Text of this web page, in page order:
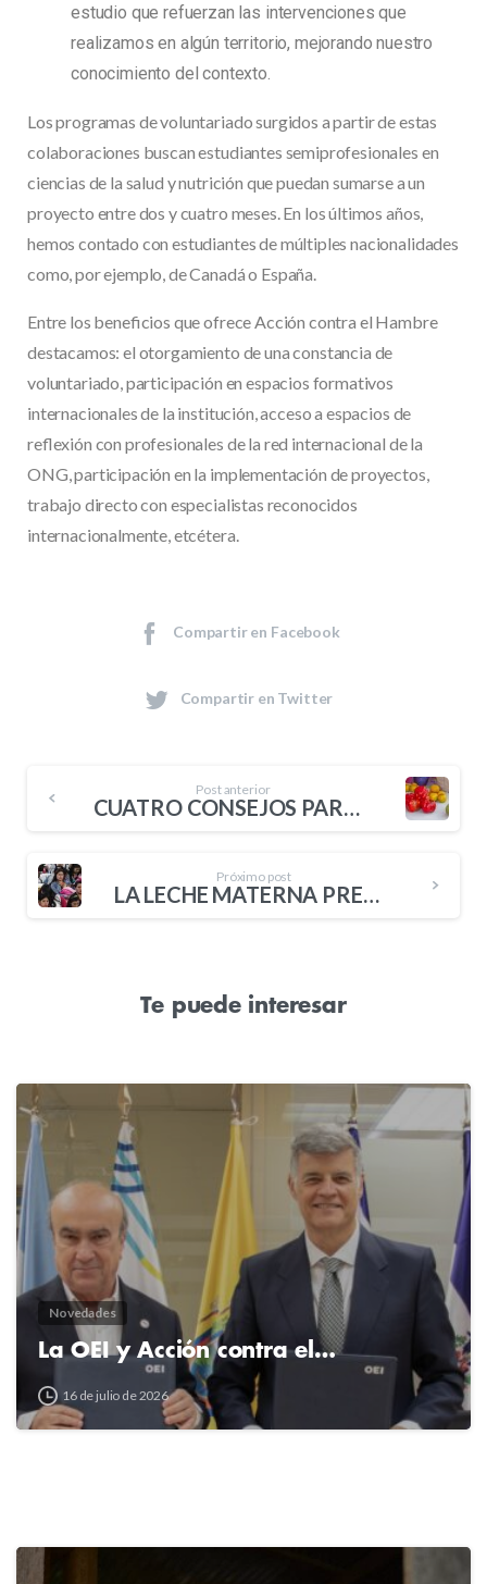
estudio que refuerzan las intervenciones que
realizamos en algún territorio, mejorando nuestro
conocimiento del contexto.
Los programas de voluntariado surgidos a partir de estas
colaboraciones buscan estudiantes semiprofesionales en
ciencias de la salud y nutrición que puedan sumarse a un
proyecto entre dos y cuatro meses. En los últimos años,
hemos contado con estudiantes de múltiples nacionalidades
como, por ejemplo, de Canadá o España.
Entre los beneficios que ofrece Acción contra el Hambre
destacamos: el otorgamiento de una constancia de
voluntariado, participación en espacios formativos
internacionales de la institución, acceso a espacios de
reflexión con profesionales de la red internacional de la
ONG, participación en la implementación de proyectos,
trabajo directo con especialistas reconocidos
internacionalmente, etcétera.
Compartir en Facebook
Compartir en Twitter
Post anterior
CUATRO CONSEJOS PARA SABER ELEGIR BIEN UNA CANASTA NUTRITIVA Y ACCESIBLE
Próximo post
LA LECHE MATERNA PREVIENE LAS INFECCIONES RESPIRATORIAS DEL BEBÉ
Te puede interesar
Novedades
La OEI y Acción contra el…
16 de julio de 2026